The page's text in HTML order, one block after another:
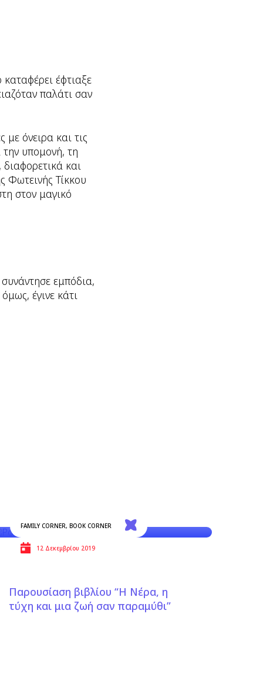
καταφέρει έφτιαξε
παλάτι σαν
όνειρα και τις
την υπομονή, τη
και
Φωτεινής Τίκκου
στον μαγικό
εμπόδια,
έγινε κάτι
FAMILY CORNER, BOOK CORNER
12 Δεκεμβρίου 2019
Παρουσίαση βιβλίου “Η Νέρα, η
τύχη και μια ζωή σαν παραμύθι”